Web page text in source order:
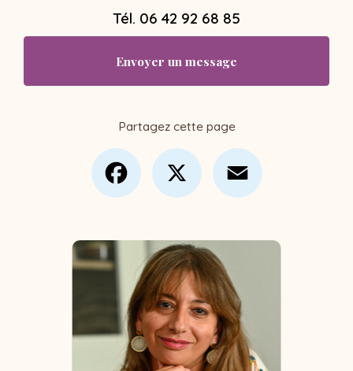
Tél. 06 42 92 68 85
Envoyer un message
Partagez cette page
Facebook